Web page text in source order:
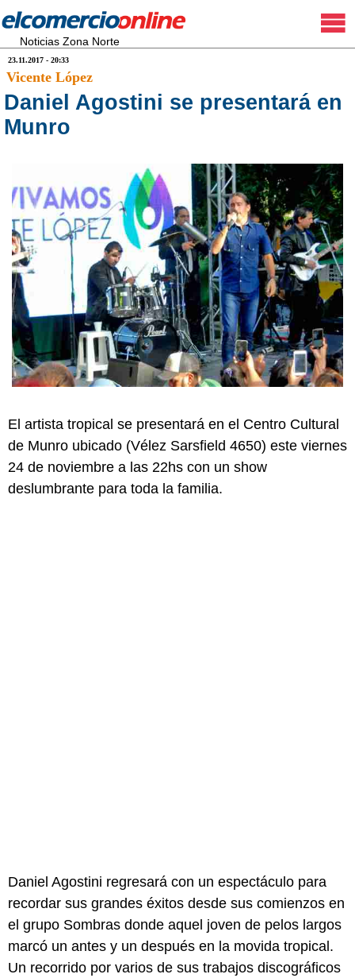
Noticias Zona Norte
23.11.2017 - 20:33
Vicente López
Daniel Agostini se presentará en
Munro
El artista tropical se presentará en el Centro Cultural
de Munro ubicado (Vélez Sarsfield 4650) este viernes
24 de noviembre a las 22hs con un show
deslumbrante para toda la familia.
Daniel Agostini regresará con un espectáculo para
recordar sus grandes éxitos desde sus comienzos en
el grupo Sombras donde aquel joven de pelos largos
marcó un antes y un después en la movida tropical.
Un recorrido por varios de sus trabajos discográficos